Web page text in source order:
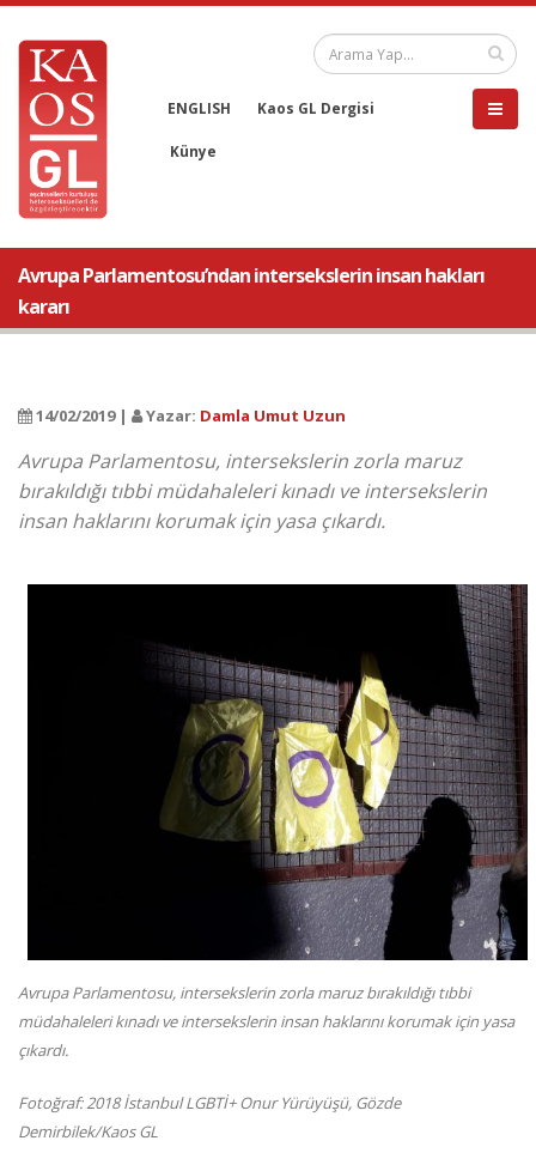
ENGLISH Kaos GL Dergisi
Künye
Avrupa Parlamentosu’ndan intersekslerin insan hakları
kararı
14/02/2019 | Yazar: Damla Umut Uzun
Avrupa Parlamentosu, intersekslerin zorla maruz
bırakıldığı tıbbi müdahaleleri kınadı ve intersekslerin
insan haklarını korumak için yasa çıkardı.
Avrupa Parlamentosu, intersekslerin zorla maruz bırakıldığı tıbbi
müdahaleleri kınadı ve intersekslerin insan haklarını korumak için yasa
çıkardı.
Fotoğraf: 2018 İstanbul LGBTİ+ Onur Yürüyüşü, Gözde
Demirbilek/Kaos GL